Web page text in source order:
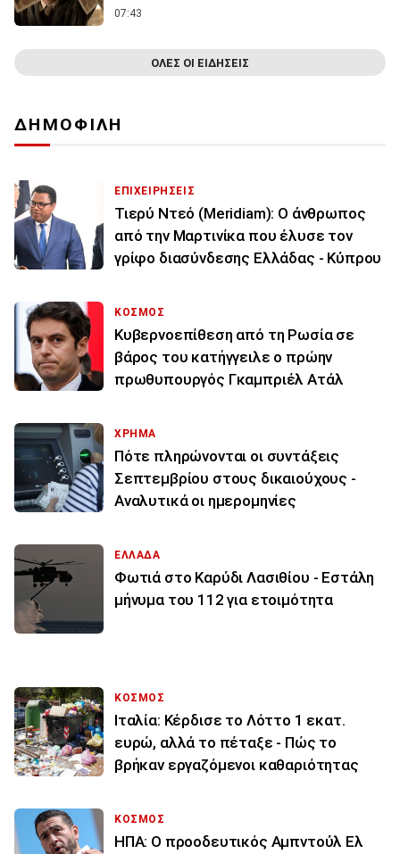
07:43
ΟΛΕΣ ΟΙ ΕΙΔΗΣΕΙΣ
ΔΗΜΟΦΙΛΗ
ΕΠΙΧΕΙΡΗΣΕΙΣ
Τιερύ Ντεό (Meridiam): Ο άνθρωπος
από την Μαρτινίκα που έλυσε τον
γρίφο διασύνδεσης Ελλάδας - Κύπρου
ΚΟΣΜΟΣ
Κυβερνοεπίθεση από τη Ρωσία σε
βάρος του κατήγγειλε ο πρώην
πρωθυπουργός Γκαμπριέλ Ατάλ
ΧΡΗΜΑ
Πότε πληρώνονται οι συντάξεις
Σεπτεμβρίου στους δικαιούχους -
Αναλυτικά οι ημερομηνίες
ΕΛΛΑΔΑ
Φωτιά στο Καρύδι Λασιθίου - Εστάλη
μήνυμα του 112 για ετοιμότητα
ΚΟΣΜΟΣ
Ιταλία: Κέρδισε το Λόττο 1 εκατ.
ευρώ, αλλά το πέταξε - Πώς το
βρήκαν εργαζόμενοι καθαριότητας
ΚΟΣΜΟΣ
ΗΠΑ: Ο προοδευτικός Αμπντούλ Ελ